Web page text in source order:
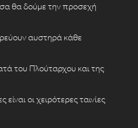
θα δούμε την προσεχή
αυστηρά κάθε
του Πλούταρχου και της
οι χειρότερες ταινίες